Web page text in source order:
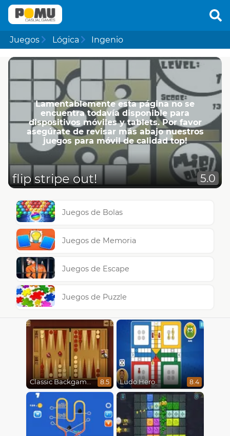
Juegos Lógica Ingenio
Lamentablemente esta página no se
encuentra todavía disponible para
dispositivos móviles y tablets. Por favor
asegúrate de revisar más abajo nuestros
juegos para móvil de calidad top!
flip stripe out! 5.0
Juegos de Bolas
Juegos de Memoria
Juegos de Escape
Juegos de Puzzle
Classic Backgammon 8.5 Ludo Hero 8.4